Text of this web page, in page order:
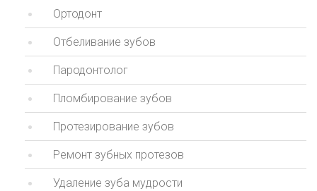
Ортодонт
Отбеливание зубов
Пародонтолог
Пломбирование зубов
Протезирование зубов
Ремонт зубных протезов
Удаление зуба мудрости